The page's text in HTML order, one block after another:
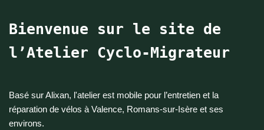
Bienvenue sur le site de
l’Atelier Cyclo-Migrateur
Basé sur Alixan, l'atelier est mobile pour l’entretien et la
réparation de vélos à Valence, Romans-sur-Isère et ses
environs.